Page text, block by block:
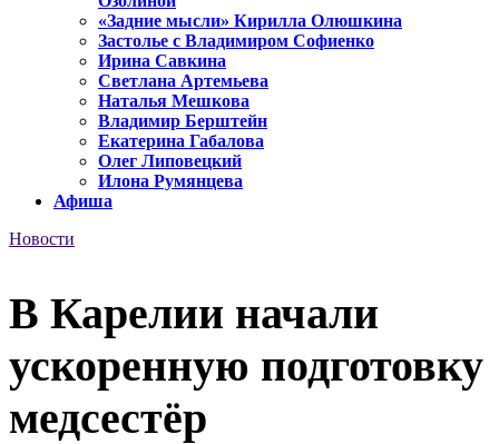
«Задние мысли» Кирилла Олюшкина
Застолье с Владимиром Софиенко
Ирина Савкина
Светлана Артемьева
Наталья Мешкова
Владимир Берштейн
Екатерина Габалова
Олег Липовецкий
Илона Румянцева
Афиша
Новости
В Карелии начали
ускоренную подготовку
медсестёр